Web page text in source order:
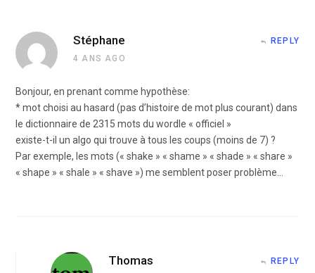
Stéphane
4 ANS AGO
REPLY
Bonjour, en prenant comme hypothèse:
* mot choisi au hasard (pas d’histoire de mot plus courant) dans
le dictionnaire de 2315 mots du wordle « officiel »
existe-t-il un algo qui trouve à tous les coups (moins de 7) ?
Par exemple, les mots (« shake » « shame » « shade » « share »
« shape » « shale » « shave ») me semblent poser problème…
Thomas REPLY